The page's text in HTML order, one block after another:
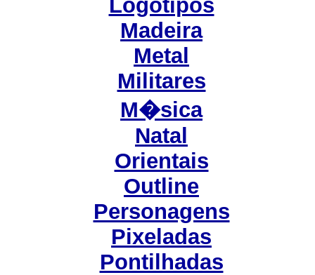
Logotipos
Madeira
Metal
Militares
M�sica
Natal
Orientais
Outline
Personagens
Pixeladas
Pontilhadas